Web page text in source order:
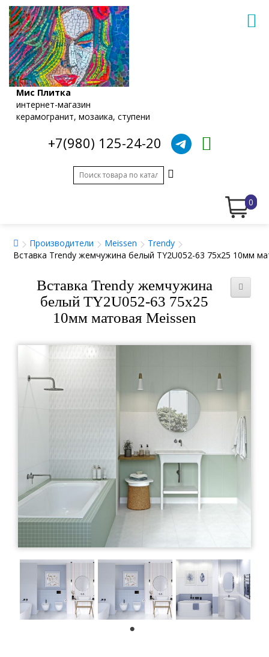
Мис Плитка
интернет-магазин
керамогранит, мозаика, ступени
+7(980) 125-24-20
0
Производители Meissen
Trendy
Вставка Trendy жемчужина белый TY2U052-63 75x25 10мм
Вставка Trendy жемчужина
белый TY2U052-63 75x25
10мм матовая Meissen